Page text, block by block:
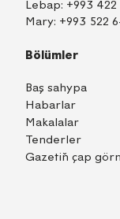
Lebap: +993 422
Mary: +993 522
Bölümler
Baş sahypa
Habarlar
Makalalar
Tenderler
Gazetiň çap